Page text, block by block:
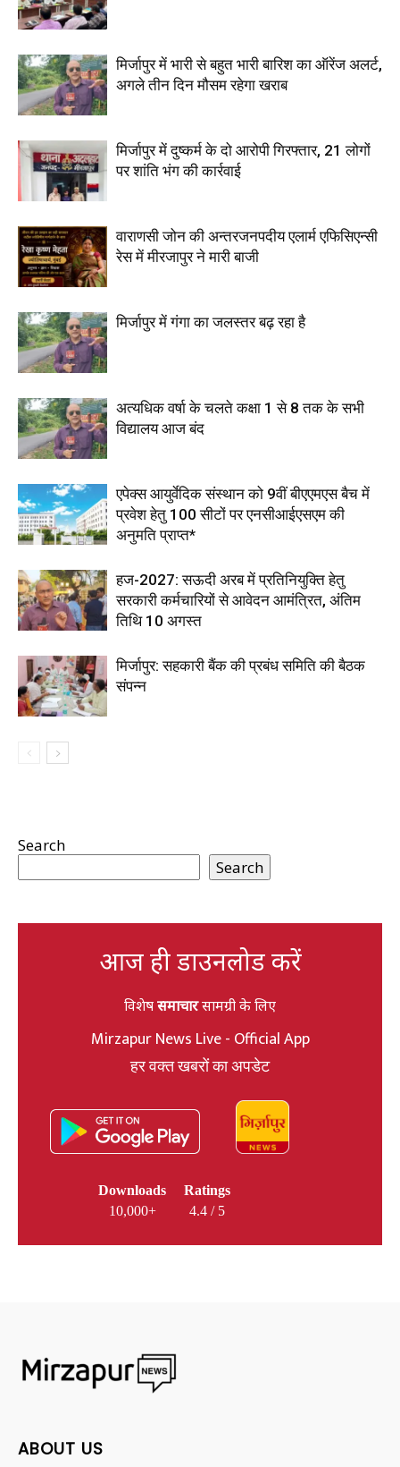
मिर्जापुर में भारी से बहुत भारी बारिश का ऑरेंज अलर्ट,
अगले तीन दिन मौसम रहेगा खराब
मिर्जापुर में दुष्कर्म के दो आरोपी गिरफ्तार, 21 लोगों
पर शांति भंग की कार्रवाई
वाराणसी जोन की अन्तरजनपदीय एलार्म एफिसिएन्सी
रेस में मीरजापुर ने मारी बाजी
मिर्जापुर में गंगा का जलस्तर बढ़ रहा है
अत्यधिक वर्षा के चलते कक्षा 1 से 8 तक के सभी
विद्यालय आज बंद
एपेक्स आयुर्वेदिक संस्थान को 9वीं बीएएमएस बैच में
प्रवेश हेतु 100 सीटों पर एनसीआईएसएम की
अनुमति प्राप्त*
हज-2027: सऊदी अरब में प्रतिनियुक्ति हेतु
सरकारी कर्मचारियों से आवेदन आमंत्रित, अंतिम
तिथि 10 अगस्त
मिर्जापुर: सहकारी बैंक की प्रबंध समिति की बैठक
संपन्न
Search
Search
आज ही डाउनलोड करें
विशेषसमाचारसामग्री के लिए
Mirzapur News Live - Official App
हर वक्त खबरों का अपडेट
Downloads
10,000+
Ratings
4.4 / 5
ABOUT US